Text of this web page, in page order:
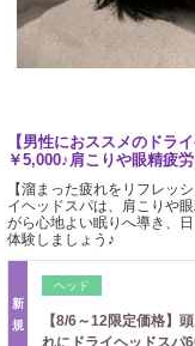
【男性におススメのドラ
￥5,000♪肩こりや眼精疲
【溜まった疲れをリフレッ
イヘッドスパは、肩こりや
がら心地よい眠りへ導き、
体験しましょう♪
新
規
ヘッド
【8/6～12限定価格】
れにドライヘッドスパ